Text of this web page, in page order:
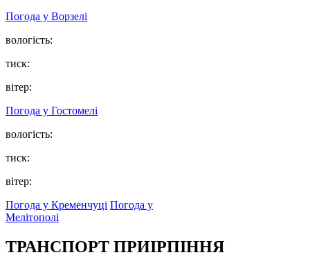
Погода у Ворзелі
вологість:
тиск:
вітер:
Погода у Гостомелі
вологість:
тиск:
вітер:
Погода у Кременчуці Погода у
Мелітополі
ТРАНСПОРТ ПРИІРПІННЯ